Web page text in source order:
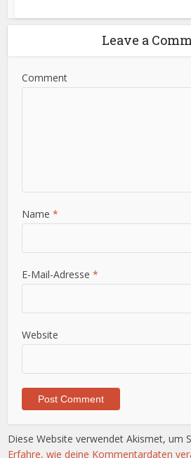
Leave a
Comment
Name*
E-Mail-Adresse*
Website
Diese Website verwendet Akismet, um
Erfahre, wie deine Kommentardaten